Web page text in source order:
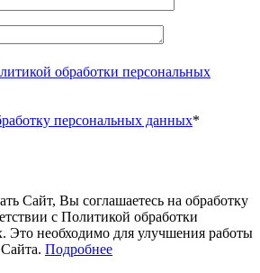
обработки персональных
персональных данных*
Сайт, Вы соглашаетесь на обработку
с Политикой обработки
Это необходимо для улучшения работы
Подробнее